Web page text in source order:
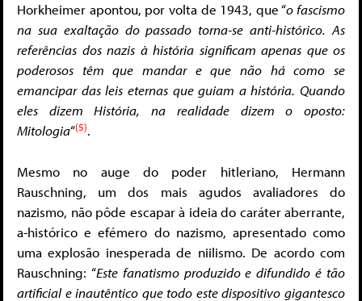
Horkheimer apontou, por volta de 1943, que “o fascismo
na sua exaltação do passado torna-se anti-histórico. As
referências dos nazis à história significam apenas que os
poderosos têm que mandar e que não há como se
emancipar das leis eternas que guiam a história. Quando
eles dizem História, na realidade dizem o oposto:
Mitologia“(5).
Mesmo no auge do poder hitleriano, Hermann
Rauschning, um dos mais agudos avaliadores do
nazismo, não pôde escapar à ideia do caráter aberrante,
a-histórico e efémero do nazismo, apresentado como
uma explosão inesperada de niilismo. De acordo com
Rauschning: “Este fanatismo produzido e difundido é tão
artificial e inautêntico que todo este dispositivo gigantesco